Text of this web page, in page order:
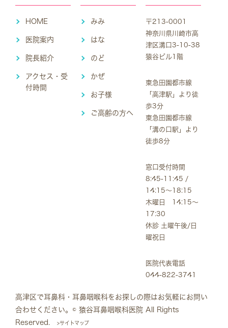
HOME
医院案内
院長紹介
アクセス・受
付時間
みみ
はな
のど
かぜ
お子様
ご高齢の方へ
〒213-0001
神奈川県川崎市高
津区溝口3-10-38
猿谷ビル1階
東急田園都市線
「高津駅」より徒
歩3分
東急田園都市線
「溝の口駅」より
徒歩8分
窓口受付時間
8:45-11:45 /
14:15～18:15
木曜日 14:15～
17:30
休診 土曜午後/日
曜祝日
医院代表電話
044-822-3741
高津区で耳鼻科・耳鼻咽喉科をお探しの際はお気軽にお問い
合わせください。 © 猿谷耳鼻咽喉科医院 All Rights
Reserved.
>サイトマップ